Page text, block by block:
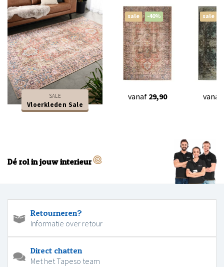
SALE
Vloerkleden Sale
sale -40%
vanaf 29,90
sale
vanaf
Dé rol in jouw interieur
Retourneren?
Informatie over retour
Direct chatten
Met het Tapeso team